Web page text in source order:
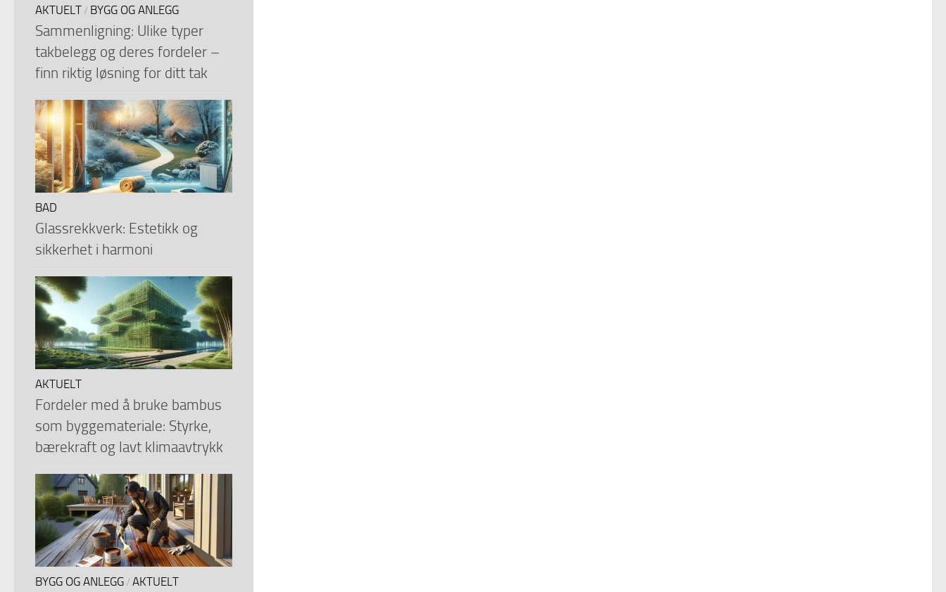
AKTUELT / BYGG OG ANLEGG
Sammenligning: Ulike typer
takbelegg og deres fordeler –
finn riktig løsning for ditt tak
BAD
Glassrekkverk: Estetikk og
sikkerhet i harmoni
AKTUELT
Fordeler med å bruke bambus
som byggemateriale: Styrke,
bærekraft og lavt klimaavtrykk
BYGG OG ANLEGG / AKTUELT